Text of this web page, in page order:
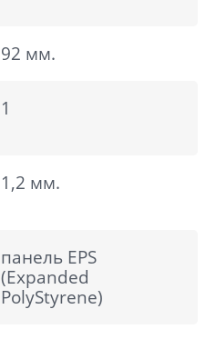
92 мм.
1
1,2 мм.
панель EPS
(Expanded
PolyStyrene)